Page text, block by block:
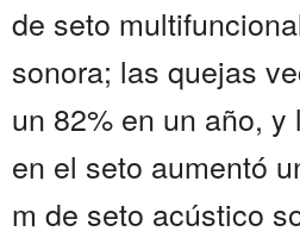
de seto
sonora; las quejas
un 82% en un año,
en el seto aumentó
m de seto acústico